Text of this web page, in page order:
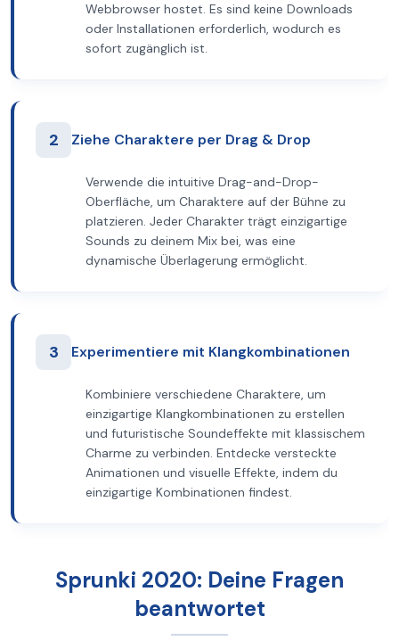
Webbrowser hostet. Es sind keine Downloads
oder Installationen erforderlich, wodurch es
sofort zugänglich ist.
2 Ziehe Charaktere per Drag & Drop
Verwende die intuitive Drag-and-Drop-
Oberfläche, um Charaktere auf der Bühne zu
platzieren. Jeder Charakter trägt einzigartige
Sounds zu deinem Mix bei, was eine
dynamische Überlagerung ermöglicht.
3 Experimentiere mit Klangkombinationen
Kombiniere verschiedene Charaktere, um
einzigartige Klangkombinationen zu erstellen
und futuristische Soundeffekte mit klassischem
Charme zu verbinden. Entdecke versteckte
Animationen und visuelle Effekte, indem du
einzigartige Kombinationen findest.
Sprunki 2020: Deine Fragen
beantwortet